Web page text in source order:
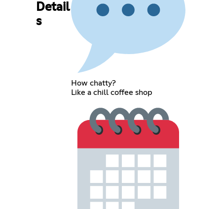
Detail
s
How chatty?
Like a chill coffee shop